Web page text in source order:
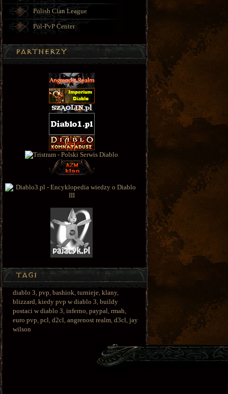
Polish Clan League
Pol-PvP Center
diablo 3, pvp, bashiok, turnieje, klany,
blizzard, kiedy pvp w diablo 3, buildy
postaci w diablo 3, inferno, paypal, rmah,
euro pvp, pcl, d2cl, angrenost realm, d3cl, jay
wilson